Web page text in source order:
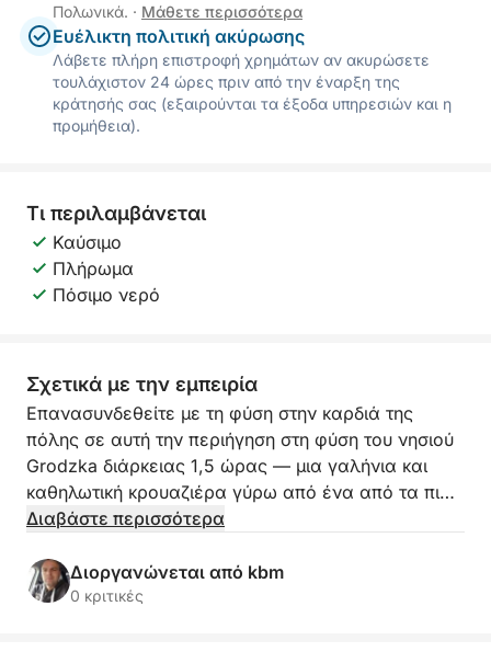
Πολωνικά. · Μάθετε περισσότερα
Ευέλικτη πολιτική ακύρωσης
Λάβετε πλήρη επιστροφή χρημάτων αν ακυρώσετε
τουλάχιστον 24 ώρες πριν από την έναρξη της
κράτησής σας (εξαιρούνται τα έξοδα υπηρεσιών και η
προμήθεια).
Τι περιλαμβάνεται
Καύσιμο
Πλήρωμα
Πόσιμο νερό
Σχετικά με την εμπειρία
Επανασυνδεθείτε με τη φύση στην καρδιά της
πόλης σε αυτή την περιήγηση στη φύση του νησιού
Grodzka διάρκειας 1,5 ώρας — μια γαλήνια και
καθηλωτική κρουαζιέρα γύρω από ένα από τα πιο
πράσινα διαμάντια του Szczecin.
Επιβιβαστείτε και πλεύστε γύρω από το νησί
Grodzka, μια μοναδική εστία άγριας φύσης που
Διαβάστε περισσότερα
Διοργανώνεται από kbm
0 κριτικές